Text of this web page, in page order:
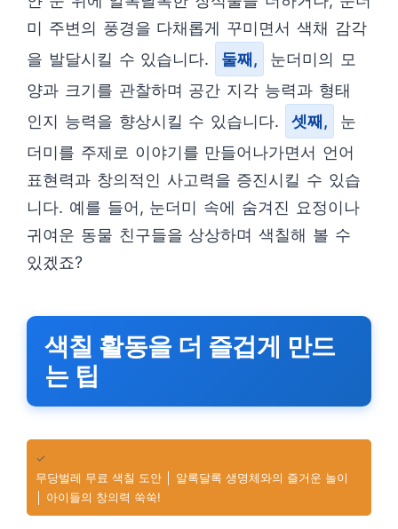
미 주변의 풍경을 다채롭게 꾸미면서 색채 감각
을 발달시킬 수 있습니다.
둘째,
눈더미의 모
양과 크기를 관찰하며 공간 지각 능력과 형태
인지 능력을 향상시킬 수 있습니다.
셋째,
눈
더미를 주제로 이야기를 만들어나가면서 언어
표현력과 창의적인 사고력을 증진시킬 수 있습
니다. 예를 들어, 눈더미 속에 숨겨진 요정이나
귀여운 동물 친구들을 상상하며 색칠해 볼 수
있겠죠?
색칠 활동을 더 즐겁게 만드
는 팁
✓
무당벌레 무료 색칠 도안 │ 알록달록 생명체와의 즐거운 놀이
│ 아이들의 창의력 쑥쑥!